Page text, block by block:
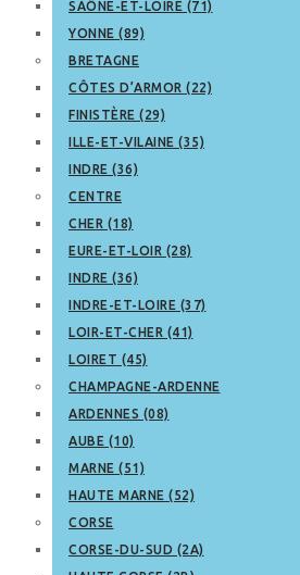
SAÔNE-ET-LOIRE (71)
YONNE (89)
BRETAGNE
CÔTES D’ARMOR (22)
FINISTÈRE (29)
ILLE-ET-VILAINE (35)
INDRE (36)
CENTRE
CHER (18)
EURE-ET-LOIR (28)
INDRE (36)
INDRE-ET-LOIRE (37)
LOIR-ET-CHER (41)
LOIRET (45)
CHAMPAGNE-ARDENNE
ARDENNES (08)
AUBE (10)
MARNE (51)
HAUTE MARNE (52)
CORSE
CORSE-DU-SUD (2A)